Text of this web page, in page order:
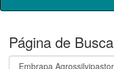
Página de Busca